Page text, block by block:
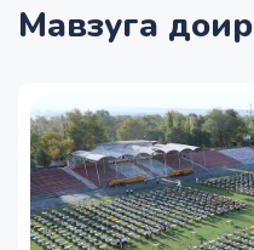
Мавзуга доир